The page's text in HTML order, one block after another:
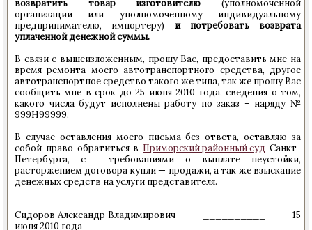
возвратить товар изготовителю (уполномоченной
организации или уполномоченному индивидуальному
предпринимателю, импортеру) и потребовать возврата
уплаченной денежной суммы.
В связи с вышеизложенным, прошу Вас, предоставить мне на
время ремонта моего автотранспортного средства, другое
автотранспортное средство такого же типа, так же прошу Вас
сообщить мне в срок до 25 июня 2010 года, сведения о том,
какого числа будут исполнены работу по заказ – наряду №
999Н99999.
В случае оставления моего письма без ответа, оставляю за
собой право обратиться в Приморский районный суд Санкт-
Петербурга, с требованиями о выплате неустойки,
расторжением договора купли — продажи, а так же взыскание
денежных средств на услуги представителя.
Сидоров Александр Владимирович __________ 15
июня 2010 года